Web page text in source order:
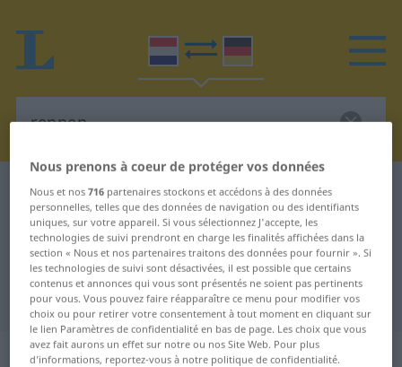
Dictionnaire Néerlandais-Allemand rennen
Traduction Néerlandais-Allemand
de "rennen"
"rennen" - traduction Allemand
„rennen“: werkwoord
Nous prenons à coeur de protéger vos données
Nous et nos716 partenaires stockons et accédons à des données
personnelles, telles que des données de navigation ou des identifiants
uniques, sur votre appareil. Si vous sélectionnez J'accepte, les
technologies de suivi prendront en charge les finalités affichées dans la
section « Nous et nos partenaires traitons des données pour fournir ». Si
les technologies de suivi sont désactivées, il est possible que certains
contenus et annonces qui vous sont présentés ne soient pas pertinents
pour vous. Vous pouvez faire réapparaître ce menu pour modifier vos
choix ou pour retirer votre consentement à tout moment en cliquant sur
le lien Paramètres de confidentialité en bas de page. Les choix que vous
avez fait aurons un effet sur notre ou nos Site Web. Pour plus
d’informations, reportez-vous à notre politique de confidentialité.